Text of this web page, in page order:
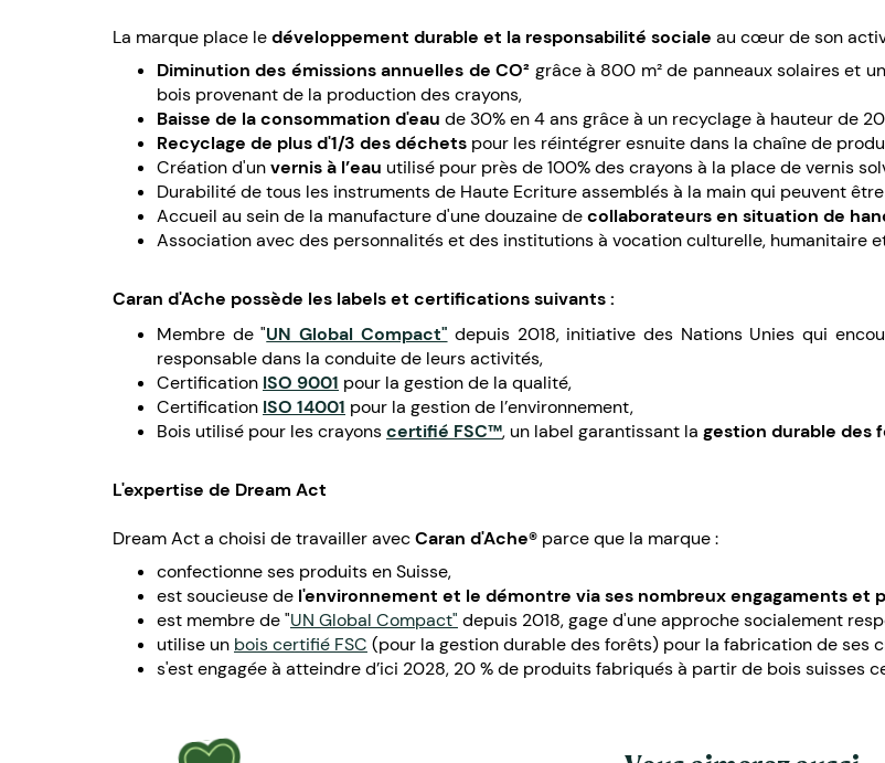
La marque place ledéveloppement durable et la responsabilité sociale au cœur de son
Diminution des émissions annuelles de CO² grâce à 800 m² de panneaux solaires et
bois provenant de la production des crayons,
Baisse de la consommation d'eau de 30% en 4 ans grâce à un recyclage à hauteur de
Recyclage de plus d'1/3 des déchets pour les réintégrer esnuite dans la chaîne de
Création d'unvernis à l’eau utilisé pour près de 100% des crayons à la place de vernis
Durabilité de tous les instruments de Haute Ecriture assemblés à la main qui peuvent
Accueil au sein de la manufacture d'une douzaine decollaborateurs en situation de
Association avec des personnalités et des institutions à vocation culturelle, humanitaire
Caran d'Ache possède les labels et certifications suivants:
Membre de "UN Global Compact" depuis 2018, initiative des Nations Unies qui
responsable dans la conduite de leurs activités,
Certification ISO 9001 pour la gestion de la qualité,
Certification ISO 14001 pour la gestion de l’environnement,
Bois utilisé pour les crayonscertifié FSC™, un label garantissant la gestion durable des
L'expertise de Dream Act
Dream Act a choisi de travailler avecCaran d'Ache® parce que la marque :
confectionne ses produits en Suisse,
est soucieuse de l'environnement et le démontre via ses nombreux engagaments et
est membre de "UN Global Compact" depuis 2018, gage d'une approche socialement
utilise un bois certifié FSC (pour la gestion durable des forêts) pour la fabrication de ses
s'est engagée à atteindre d’ici 2028, 20 % de produits fabriqués à partir de bois suisses